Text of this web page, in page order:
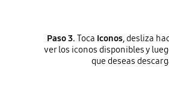
Paso 3. Toca Iconos, desliza
ver los iconos disponibles y
que deseas